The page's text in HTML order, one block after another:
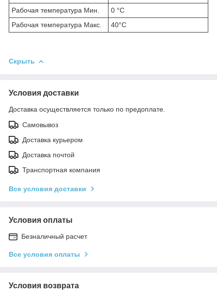
Рабочая температура Мин.
0 °С
Рабочая температура Макс.
40°С
Скрыть
Условия доставки
Доставка осуществляется только по предоплате.
Самовывоз
Доставка курьером
Доставка почтой
Транспортная компания
Все условия доставки
Условия оплаты
Безналичный расчет
Все условия оплаты
Условия возврата